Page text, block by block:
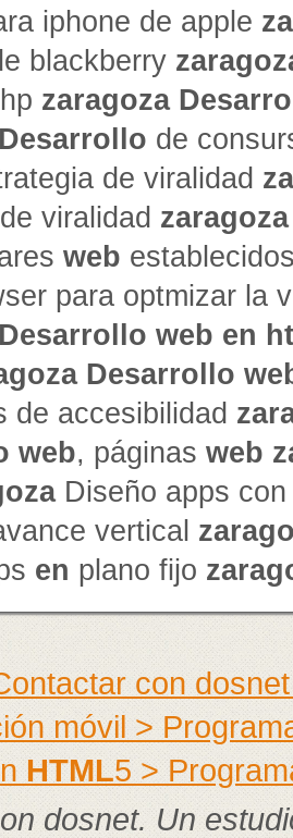
iphone de apple
blackberry
zaragoza
Desarrollo de
de viralidad
viralidad zaragoza
web
para optmizar la
Desarrollo web en
Desarrollo
de accesibilidad
web, páginas web
Diseño apps
vertical
en plano fijo
con
móvil >
HTML5 >
dosnet. Un